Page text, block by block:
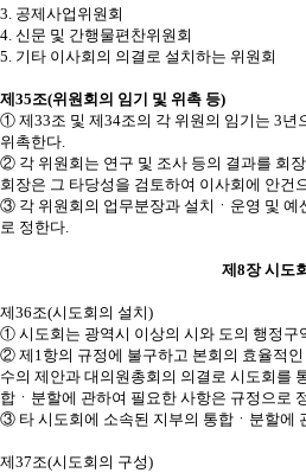
3. 공제사업위원회
4. 신문 및 간행물편찬위원회
5. 기타 이사회의 의결로 설치하는 위원회
제 35조(위원회의 임기 및 위촉 등)
① 제33조 및 제34조의 각 위원의 임기는 3년
위촉한다.
② 각 위원회는 연구 및 조사 등의 결과를 회
회장은 그 타당성을 검토하여 이사회에 안건
③ 각 위원회의 업무분장과 설치 ㆍ 운영 및 예
로 정한다.
제 8장 시도회
제36조(시도회의 설치)
① 시도회는 광역시 이상의 시와 도의 행정
② 제 1항의 규정에 불구하고 본회의 효율적
수의 제안과 대의원총회의 의결로 시도회를
합 ㆍ 분할에 관하여 필요한 사항은 규정으로
③ 타 시도회에 소속된 지부의 통합 ㆍ 분할에
제37조(시도회의 구성)